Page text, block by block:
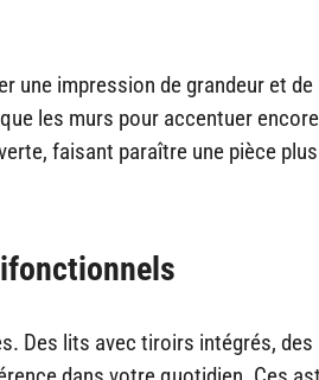
une impression de grandeur et de
les murs pour accentuer
faisant paraître une pièce
Des lits avec tiroirs intégrés, des